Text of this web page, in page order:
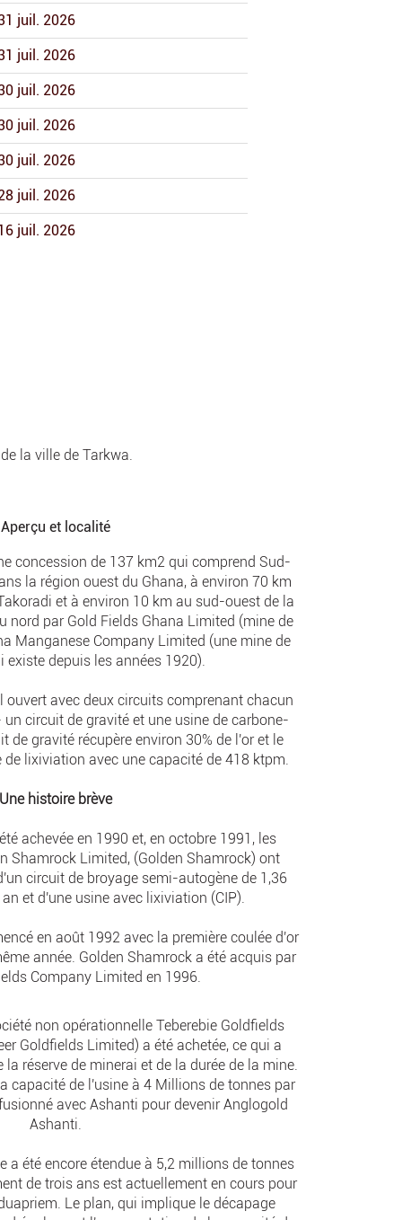
juil. 2026
juil. 2026
juil. 2026
juil. 2026
juil. 2026
juil. 2026
juil. 2026
la ville de Tarkwa.
Aperçu et localité
concession de 137 km2 qui comprend Sud-
la région ouest du Ghana, à environ 70 km
et à environ 10 km au sud-ouest de la
nord par Gold Fields Ghana Limited (mine de
Manganese Company Limited (une mine de
existe depuis les années 1920).
ouvert avec deux circuits comprenant chacun
circuit de gravité et une usine de carbone-
de gravité récupère environ 30% de l'or et le
de lixiviation avec une capacité de 418 ktpm.
Une histoire brève
achevée en 1990 et, en octobre 1991, les
Shamrock Limited, (Golden Shamrock) ont
circuit de broyage semi-autogène de 1,36
et d'une usine avec lixiviation (CIP).
en août 1992 avec la première coulée d'or
année. Golden Shamrock a été acquis par
Company Limited en 1996.
non opérationnelle Teberebie Goldfields
Goldfields Limited) a été achetée, ce qui a
réserve de minerai et de la durée de la mine.
capacité de l'usine à 4 Millions de tonnes par
avec Ashanti pour devenir Anglogold
Ashanti.
a été encore étendue à 5,2 millions de tonnes
de trois ans est actuellement en cours pour
Le plan, qui implique le décapage